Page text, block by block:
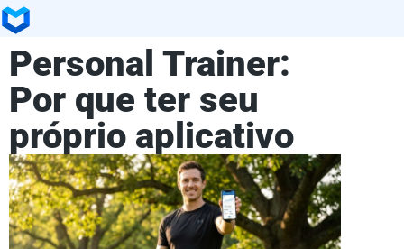
Personal Trainer:
Por que ter seu
próprio aplicativo